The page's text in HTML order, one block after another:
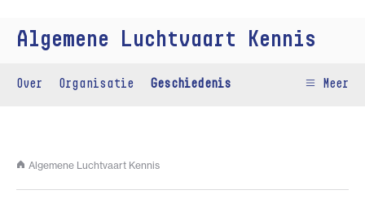
Algemene Luchtvaart Kennis
Over Organisatie Geschiedenis Meer
Algemene Luchtvaart Kennis